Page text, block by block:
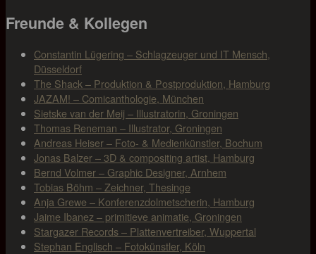
Freunde & Kollegen
Constantin Lügering – Schlagzeuger und IT Mensch,
Düsseldorf
The Shack – Produktion & Postproduktion, Hamburg
JAZAM! – Comicanthologie, München
Sietske van der Meij – Illustratorin, Groningen
Thomas Reneman – Illustrator, Groningen
Andreas Heiser – Foto- & Medienkünstler, Bochum
Jonas Balzer – 3D & compositing artist, Hamburg
Bernd Volmer – Graphic Designer, Arnhem
Tobias Böhm – Zeichner, Thesinge
Anja Grewe – Konferenzdolmetscherin, Hamburg
Jaime Ibanez – primitieve animatie, Groningen
Stargazer Records – Plattenvertreiber, Wuppertal
Stephan Englisch – Fotokünstler, Köln